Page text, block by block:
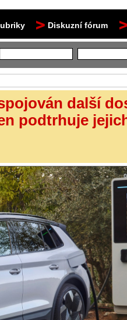
Diskuzní fórum
další
podtrhuje